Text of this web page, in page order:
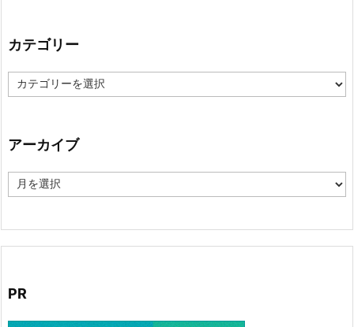
カテゴリー
テ
ー
アーカイブ
ー
PR